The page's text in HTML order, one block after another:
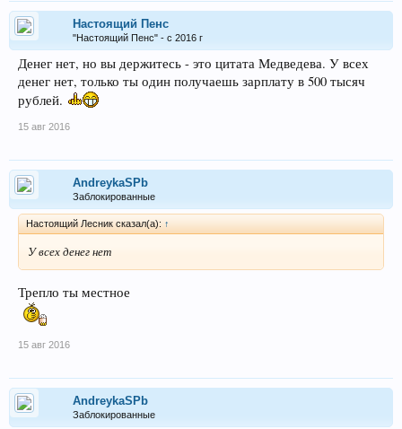
Настоящий Пенс
"Настоящий Пенс" - с 2016 г
Денег нет, но вы держитесь - это цитата Медведева. У всех
денег нет, только ты один получаешь зарплату в 500 тысяч
рублей.
15 авг 2016
AndreykaSPb
Заблокированные
Настоящий Лесник сказал(а): ↑
У всех денег нет
Трепло ты местное
15 авг 2016
AndreykaSPb
Заблокированные